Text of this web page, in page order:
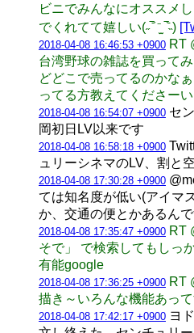
ビニでみんなにオススメ
でくれてて嬉しい(˶‾᷄ ⁻̫ ‾᷅˵)
2018-04-08 16:46:53 +0900 RT
台湾野球の雑誌を買って
どどこで売ってるのかな
ってる方教えてくださー
2018-04-08 16:54:07 +0900 セ
岡初日LV以来です
2018-04-08 16:58:18 +0900
ュリーシネマのLV、割と
2018-04-08 17:30:28 +0900
ては知名度が低い(アイマ
か、交通の便とかあるんで
2018-04-08 17:35:47 +0900 RT
そで」 で検索してもしっ
有能google
2018-04-08 17:36:25 +0900 RT
描き～いろんな機能あっ
2018-04-08 17:42:17 +0900 ヨ